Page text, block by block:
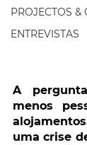
PROJECTOS &
ENTREVISTAS
A
menos
uma crise